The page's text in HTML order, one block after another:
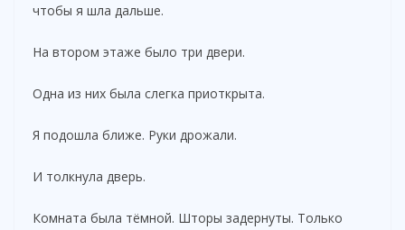
чтобы я шла дальше.
На втором этаже было три двери.
Одна из них была слегка приоткрыта.
Я подошла ближе. Руки дрожали.
И толкнула дверь.
Комната была тёмной. Шторы задернуты. Только